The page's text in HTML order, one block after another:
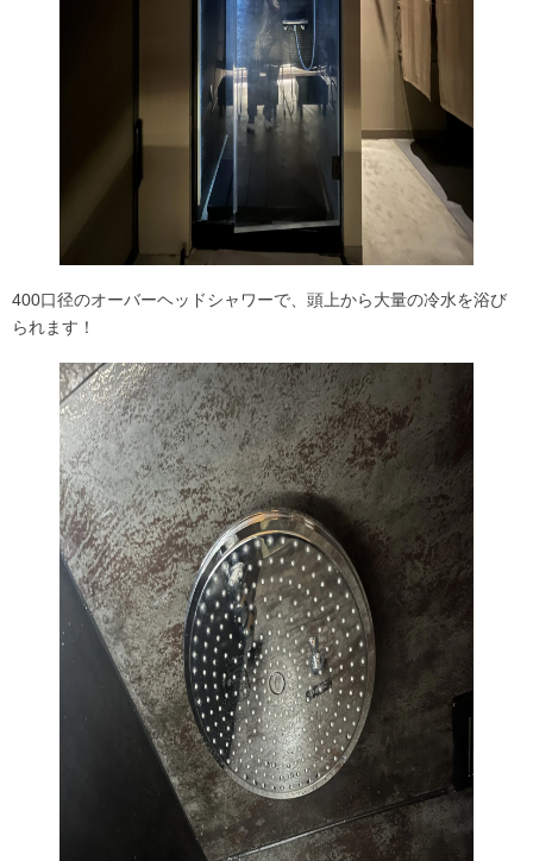
400口径のオーバーヘッドシャワーで、頭上から大量の冷水を浴び
られます！